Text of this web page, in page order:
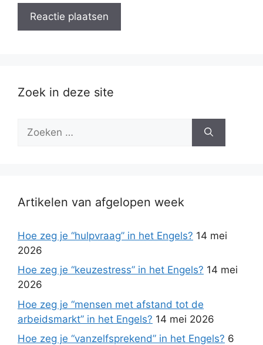
Zoek in deze site
naar:
Artikelen van afgelopen week
Hoe zeg je “hulpvraag” in het Engels? 14 mei
2026
Hoe zeg je “keuzestress” in het Engels? 14 mei
2026
Hoe zeg je “mensen met afstand tot de
arbeidsmarkt” in het Engels? 14 mei 2026
Hoe zeg je “vanzelfsprekend” in het Engels? 6